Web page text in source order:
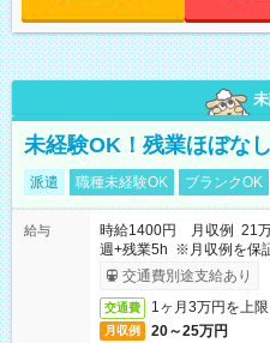
未経験OK！残業ほぼな
派遣 職種未経験OK ブランクOK
給与
時給1400円 月収例 21
週+残業5h ※月収例を保
受取りサービス利用可（
交通費別途支給あり
交通費 1ヶ月3万円を上
月収例 20～25万円